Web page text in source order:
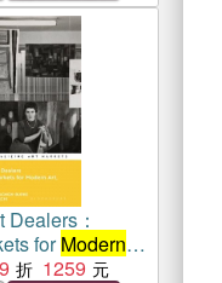
Dealers：
forModern
9 1259